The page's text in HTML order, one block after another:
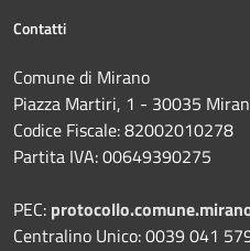
Contatti
Comune di Mirano
Piazza Martiri, 1 - 30035
Codice Fiscale: 82002010278
Partita IVA: 00649390275
PEC:
Centralino Unico: 0039 041